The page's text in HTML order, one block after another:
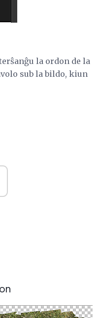
la ordon de la
sub la bildo, kiun